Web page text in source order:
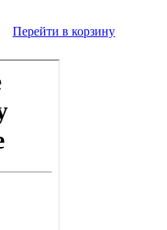
Перейти в корзину